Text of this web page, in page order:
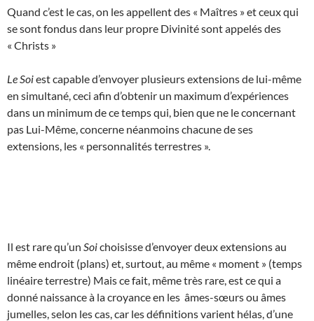
Quand c’est le cas, on les appellent des « Maîtres » et ceux qui
se sont fondus dans leur propre Divinité sont appelés des
« Christs »
Le Soiest capable d’envoyer plusieurs extensions de lui-même
en simultané, ceci afin d’obtenir un maximum d’expériences
dans un minimum de ce temps qui, bien que ne le concernant
pas Lui-Même, concerne néanmoins chacune de ses
extensions, les « personnalités terrestres ».
Il est rare qu’un Soichoisisse d’envoyer deux extensions au
même endroit (plans) et, surtout, au même « moment » (temps
linéaire terrestre) Mais ce fait, même très rare, est ce qui a
donné naissance à la croyance en les âmes-sœurs ou âmes
jumelles, selon les cas, car les définitions varient hélas, d’une